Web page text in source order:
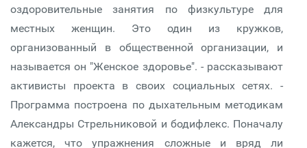
оздоровительные занятия по физкультуре для
местных женщин. Это один из кружков,
организованный в общественной организации, и
называется он "Женское здоровье". - рассказывают
активисты проекта в своих социальных сетях. -
Программа построена по дыхательным методикам
Александры Стрельниковой и бодифлекс. Поначалу
кажется, что упражнения сложные и вряд ли